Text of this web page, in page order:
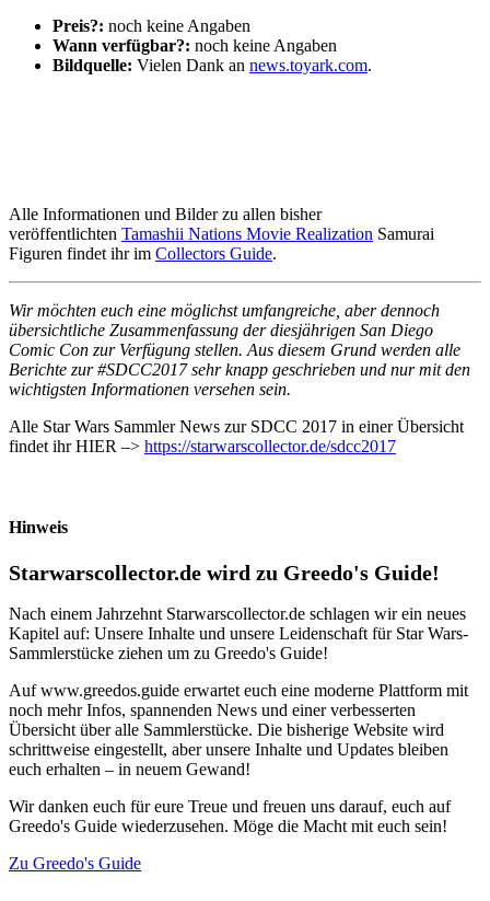
Preis?: noch keine Angaben
Wann verfügbar?: noch keine Angaben
Bildquelle: Vielen Dank an news.toyark.com.
Alle Informationen und Bilder zu allen bisher
veröffentlichten Tamashii Nations Movie Realization Samurai
Figuren findet ihr im Collectors Guide.
Wir möchten euch eine möglichst umfangreiche, aber dennoch
übersichtliche Zusammenfassung der diesjährigen San Diego
Comic Con zur Verfügung stellen. Aus diesem Grund werden alle
Berichte zur #SDCC2017 sehr knapp geschrieben und nur mit den
wichtigsten Informationen versehen sein.
Alle Star Wars Sammler News zur SDCC 2017 in einer Übersicht
findet ihr HIER –> https://starwarscollector.de/sdcc2017
Hinweis
Starwarscollector.de wird zu Greedo's Guide!
Nach einem Jahrzehnt Starwarscollector.de schlagen wir ein neues
Kapitel auf: Unsere Inhalte und unsere Leidenschaft für Star Wars-
Sammlerstücke ziehen um zu Greedo's Guide!
Auf www.greedos.guide erwartet euch eine moderne Plattform mit
noch mehr Infos, spannenden News und einer verbesserten
Übersicht über alle Sammlerstücke. Die bisherige Website wird
schrittweise eingestellt, aber unsere Inhalte und Updates bleiben
euch erhalten – in neuem Gewand!
Wir danken euch für eure Treue und freuen uns darauf, euch auf
Greedo's Guide wiederzusehen. Möge die Macht mit euch sein!
Zu Greedo's Guide